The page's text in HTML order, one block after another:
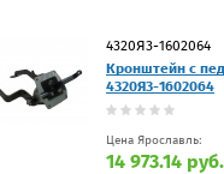
4320Я3-1602064
Кронштейн с
4320Я3-1602064
Цена Ярославль:
14 973.14 руб.